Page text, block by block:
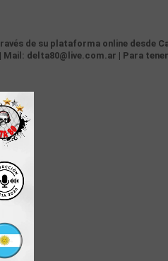
de su plataforma online desde
Mail: delta80@live.com.ar | Para